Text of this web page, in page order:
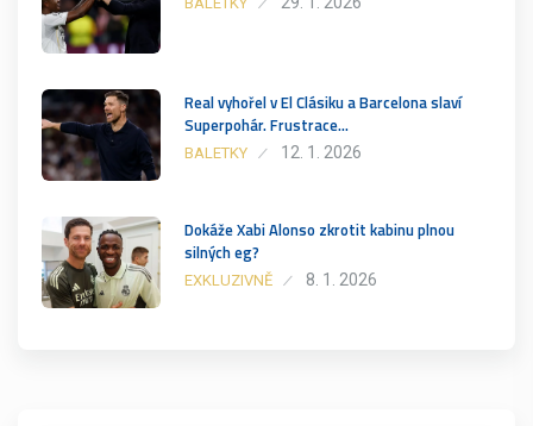
Real vyhořel v El Clásiku a Barcelona slaví
Superpohár. Frustrace…
BALETKY 12. 1. 2026
Dokáže Xabi Alonso zkrotit kabinu plnou
silných eg?
EXKLUZIVNĚ 8. 1. 2026